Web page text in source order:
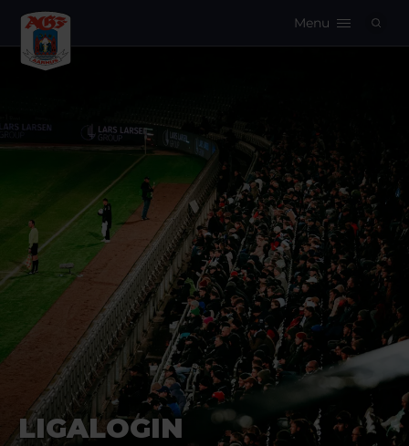
Menu
LIGALOGIN